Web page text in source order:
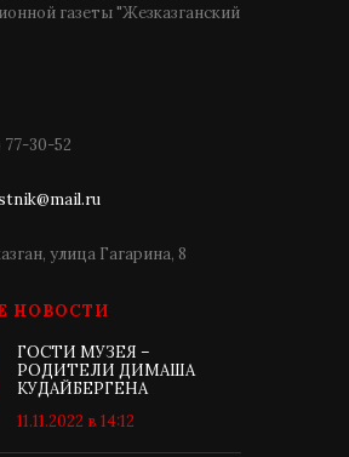
газеты "Жезказганский
77-30-52
улица Гагарина, 8
НОВОСТИ
ГОСТИ МУЗЕЯ –
РОДИТЕЛИ ДИМАША
КУДАЙБЕРГЕНА
11.11.2022 в 14:12